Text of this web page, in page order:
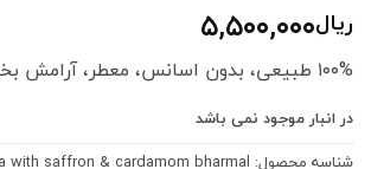
ریال۵,۵۰۰,۰۰۰
۱۰۰% طبیعی، بدون اسانس، معطر، آرامش بخش
در انبار موجود نمی باشد
شناسه محصول: with saffron & cardamom bharmal